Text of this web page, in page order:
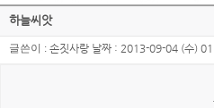
하늘씨앗
글쓴이 : 손짓사랑 날짜 : 2013-09-04 (수)